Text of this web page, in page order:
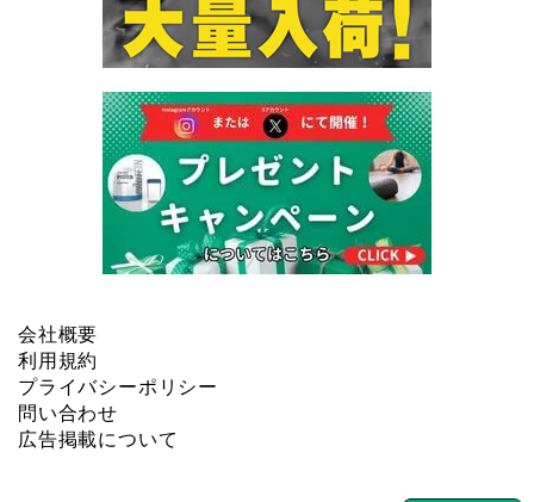
会社概要
利用規約
プライバシーポリシー
問い合わせ
広告掲載について